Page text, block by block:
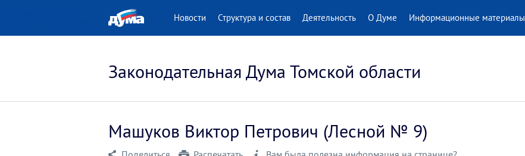
Новости Структура и состав Деятельность О Думе Информационные материалы
Законодательная Дума Томской области
Машуков Виктор Петрович (Лесной № 9)